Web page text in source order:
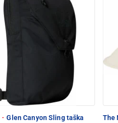
· Glen Canyon Sling taška The